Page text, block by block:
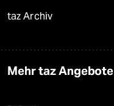
taz Archiv
Mehr taz Angebote